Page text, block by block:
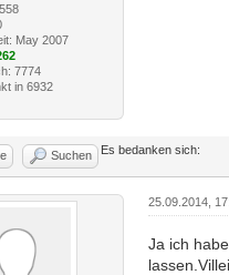
May 2007
7774
in 6932
Suchen Es bedanken sich:
25.09.2014,
Ja ich